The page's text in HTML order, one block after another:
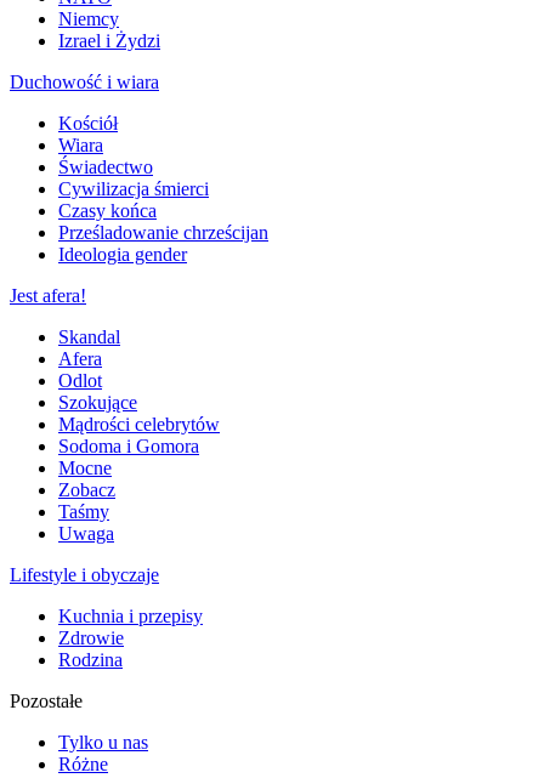
Niemcy
Izrael i Żydzi
Duchowość i wiara
Kościół
Wiara
Świadectwo
Cywilizacja śmierci
Czasy końca
Prześladowanie chrześcijan
Ideologia gender
Jest afera!
Skandal
Afera
Odlot
Szokujące
Mądrości celebrytów
Sodoma i Gomora
Mocne
Zobacz
Taśmy
Uwaga
Lifestyle i obyczaje
Kuchnia i przepisy
Zdrowie
Rodzina
Pozostałe
Tylko u nas
Różne